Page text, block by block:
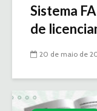
Sistema
de
20 de maio de